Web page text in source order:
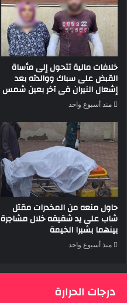
خلافات مالية تتحول إلى مأساة
القبض على سباك ووالدته بعد
إشعال النيران فى آخر بعين شمس
منذ أسبوع واحد
حاول منعه من المخدرات مقتل
شاب على يد شقيقه خلال مشاجرة
بينهما بشبرا الخيمة
منذ أسبوع واحد
درجات الحرارة